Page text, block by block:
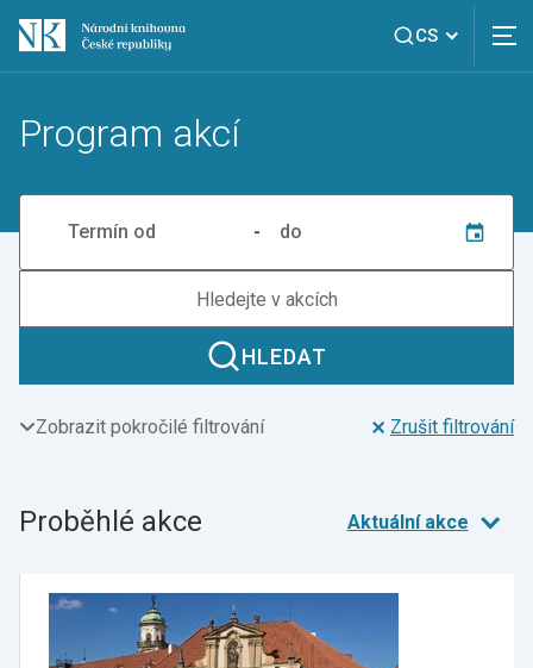
CS
Program akcí
-
HLEDAT
Zobrazit pokročilé filtrování Zrušit filtrování
Proběhlé akce Aktuální akce